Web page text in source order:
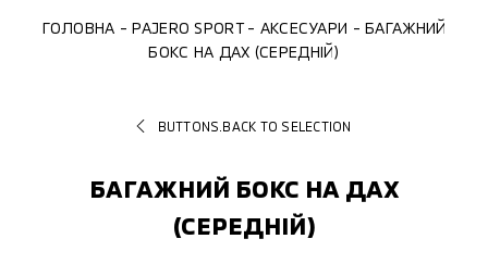
ГОЛОВНА PAJERO SPORT АКСЕСУАРИ
БАГАЖНИЙ
БОКС НА ДАХ (СЕРЕДНІЙ)
BUTTONS.BACK TO SELECTION
БАГАЖНИЙ БОКС НА ДАХ
(СЕРЕДНІЙ)